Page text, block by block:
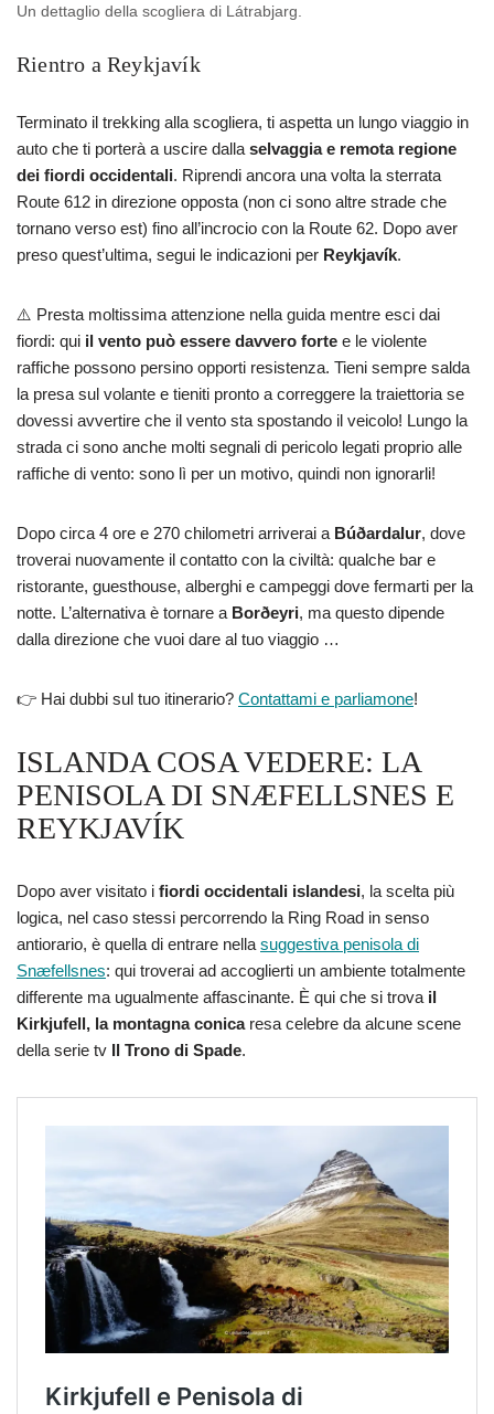
Un dettaglio della scogliera di Látrabjarg.
Rientro a Reykjavík
Terminato il trekking alla scogliera, ti aspetta un lungo viaggio in
auto che ti porterà a uscire dalla selvaggia e remota regione
dei fiordi occidentali. Riprendi ancora una volta la sterrata
Route 612 in direzione opposta (non ci sono altre strade che
tornano verso est) fino all’incrocio con la Route 62. Dopo aver
preso quest’ultima, segui le indicazioni per Reykjavík.
⚠️ Presta moltissima attenzione nella guida mentre esci dai
fiordi: qui il vento può essere davvero forte e le violente
raffiche possono persino opporti resistenza. Tieni sempre salda
la presa sul volante e tieniti pronto a correggere la traiettoria se
dovessi avvertire che il vento sta spostando il veicolo! Lungo la
strada ci sono anche molti segnali di pericolo legati proprio alle
raffiche di vento: sono lì per un motivo, quindi non ignorarli!
Dopo circa 4 ore e 270 chilometri arriverai a Búðardalur, dove
troverai nuovamente il contatto con la civiltà: qualche bar e
ristorante, guesthouse, alberghi e campeggi dove fermarti per la
notte. L’alternativa è tornare a Borðeyri, ma questo dipende
dalla direzione che vuoi dare al tuo viaggio …
👉 Hai dubbi sul tuo itinerario? Contattami e parliamone!
ISLANDA COSA VEDERE: LA
PENISOLA DI SNÆFELLSNES E
REYKJAVÍK
Dopo aver visitato i fiordi occidentali islandesi, la scelta più
logica, nel caso stessi percorrendo la Ring Road in senso
antiorario, è quella di entrare nella suggestiva penisola di
Snæfellsnes: qui troverai ad accoglierti un ambiente totalmente
differente ma ugualmente affascinante. È qui che si trova il
Kirkjufell, la montagna conicaresa celebre da alcune scene
della serie tv Il Trono di Spade.